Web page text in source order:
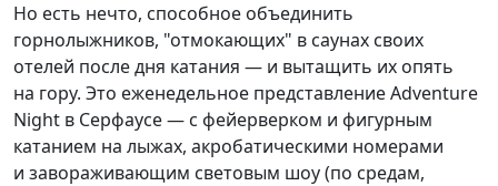
Но есть нечто, способное объединить
горнолыжников, "отмокающих" в саунах своих
отелей после дня катания — и вытащить их опять
на гору. Это еженедельное представление Adventure
Night в Серфаусе — с фейерверком и фигурным
катанием на лыжах, акробатическими номерами
и завораживающим световым шоу (по средам,